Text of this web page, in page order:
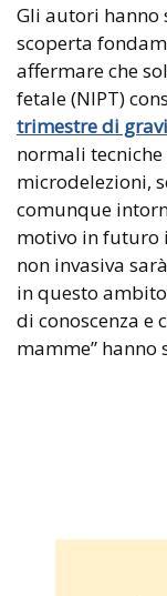
Gli autori hanno
scoperta
affermare che
fetale (NIPT)
trimestre di
normali
microdelezioni,
comunque
motivo in futuro
non invasiva
in questo
di conoscenza e
mamme”